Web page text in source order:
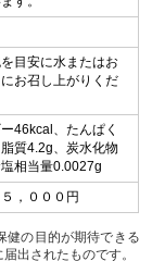
目安に水またはお
お召し上がりくだ
46kcal、たんぱく
質4.2g、炭水化物
相当量0.0027g
，０００円
健の目的が期待できる
出されたものです。